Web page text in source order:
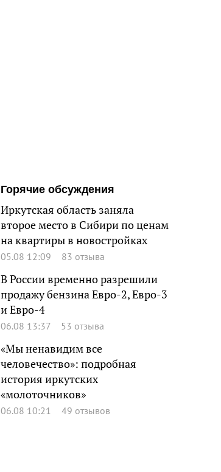
Горячие обсуждения
Иркутская область заняла
второе место в Сибири по ценам
на квартиры в новостройках
05.08 12:09 83 отзыва
В России временно разрешили
продажу бензина Евро-2, Евро-3
и Евро-4
06.08 13:37 53 отзыва
«Мы ненавидим все
человечество»: подробная
история иркутских
«молоточников»
06.08 10:21 49 отзывов